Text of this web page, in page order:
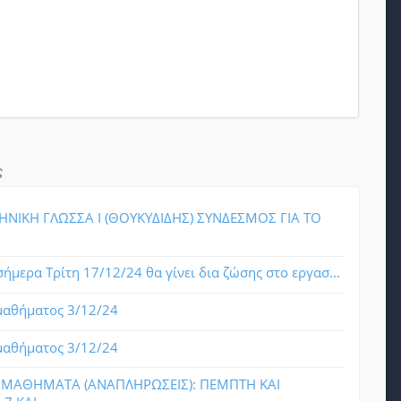
ΓΛΩΣΣΑ Ι (ΘΟΥΚΥΔΙΔΗΣ) ΣΥΝΔΕΣΜΟΣ ΓΙΑ ΤΟ
Τρίτη 17/12/24 θα γίνει δια ζώσης στο εργασ...
3/12/24
3/12/24
(ΑΝΑΠΛΗΡΩΣΕΙΣ): ΠΕΜΠΤΗ ΚΑΙ